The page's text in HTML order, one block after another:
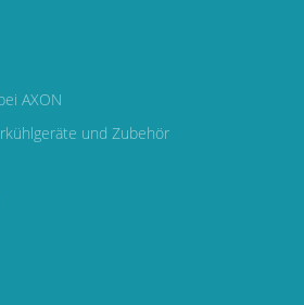
AXON
und Zubehör